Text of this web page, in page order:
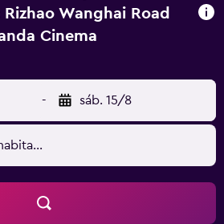
Rizhao Wanghai Road
Cinema
- sáb. 15/8